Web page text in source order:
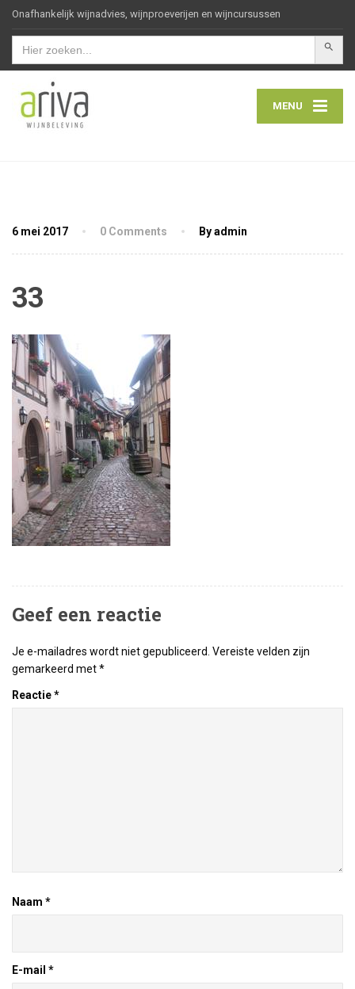
Onafhankelijk wijnadvies, wijnproeverijen en wijncursussen
Zoek
naar:
MENU
6 mei 2017 0 Comments By admin
33
Geef een reactie
Je e-mailadres wordt niet gepubliceerd. Vereiste velden zijn
gemarkeerd met*
Reactie*
Naam *
E-mail *